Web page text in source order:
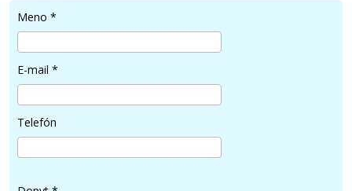
Kompatibilná náplň s EPSON T9444 (Žltá)
Kompatibilná náplň
Meno *
E-mail *
Telefón